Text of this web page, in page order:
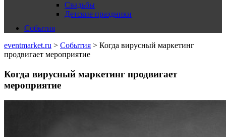
Свадьбы
Детские праздники
События
eventmarket.ru > События > Когда вирусный маркетинг
продвигает мероприятие
Когда вирусный маркетинг продвигает
мероприятие